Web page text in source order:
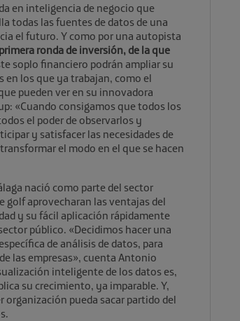
en inteligencia de negocio que
todas las fuentes de datos de una
el futuro. Y como por una autopista
primera ronda de inversión, de la que
soplo financiero podrán ampliar su
en los que ya trabajan, como el
pueden ver en su innovadora
«Cuando consigamos que todos los
el poder de observarlos y
y satisfacer las necesidades de
el modo en el que se hacen
nació como parte del sector
aprovecharan las ventajas del
y su fácil aplicación rápidamente
público. «Decidimos hacer una
de análisis de datos, para
las empresas», cuenta Antonio
inteligente de los datos es,
su crecimiento, ya imparable. Y,
pueda sacar partido del